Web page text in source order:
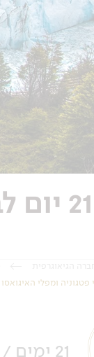
טיול
21 ימים / 19 לילות